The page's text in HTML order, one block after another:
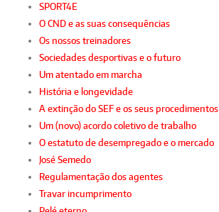
SPORT4E
O CND e as suas consequências
Os nossos treinadores
Sociedades desportivas e o futuro
Um atentado em marcha
História e longevidade
A extinção do SEF e os seus procedimentos
Um (novo) acordo coletivo de trabalho
O estatuto de desempregado e o mercado
José Semedo
Regulamentação dos agentes
Travar incumprimento